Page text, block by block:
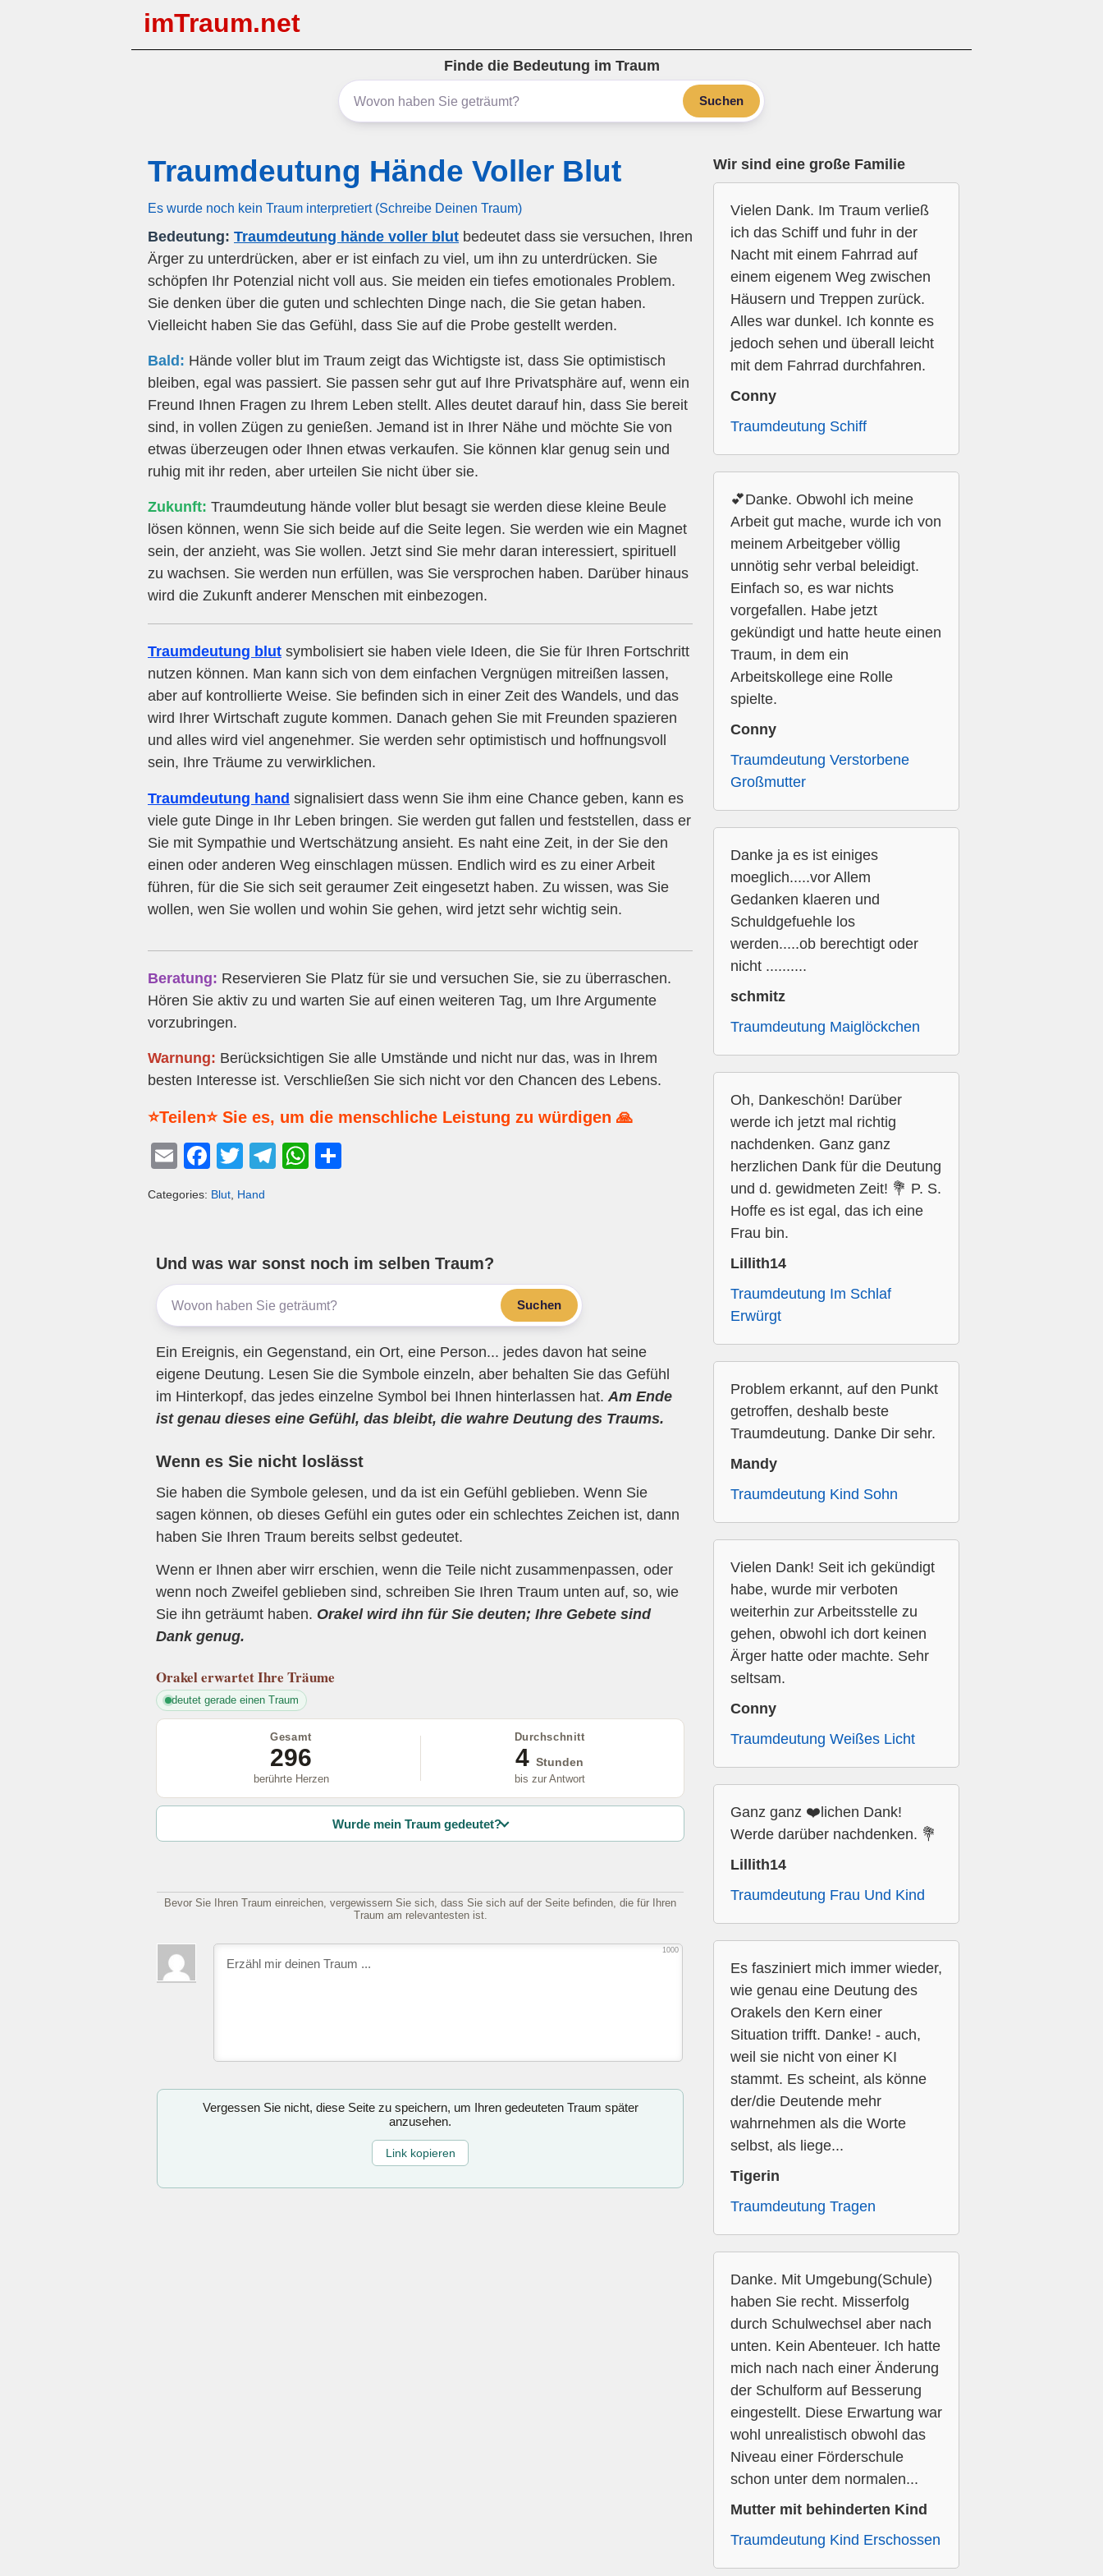
imTraum.net
Finde die Bedeutung im Traum
Suchen
Traumdeutung Hände Voller Blut
Es wurde noch kein Traum interpretiert (Schreibe Deinen Traum)
Bedeutung: Traumdeutung hände voller blut bedeutet dass sie versuchen, Ihren
Ärger zu unterdrücken, aber er ist einfach zu viel, um ihn zu unterdrücken. Sie
schöpfen Ihr Potenzial nicht voll aus. Sie meiden ein tiefes emotionales Problem.
Sie denken über die guten und schlechten Dinge nach, die Sie getan haben.
Vielleicht haben Sie das Gefühl, dass Sie auf die Probe gestellt werden.
Bald: Hände voller blut im Traum zeigt das Wichtigste ist, dass Sie optimistisch
bleiben, egal was passiert. Sie passen sehr gut auf Ihre Privatsphäre auf, wenn ein
Freund Ihnen Fragen zu Ihrem Leben stellt. Alles deutet darauf hin, dass Sie bereit
sind, in vollen Zügen zu genießen. Jemand ist in Ihrer Nähe und möchte Sie von
etwas überzeugen oder Ihnen etwas verkaufen. Sie können klar genug sein und
ruhig mit ihr reden, aber urteilen Sie nicht über sie.
Zukunft: Traumdeutung hände voller blut besagt sie werden diese kleine Beule
lösen können, wenn Sie sich beide auf die Seite legen. Sie werden wie ein Magnet
sein, der anzieht, was Sie wollen. Jetzt sind Sie mehr daran interessiert, spirituell
zu wachsen. Sie werden nun erfüllen, was Sie versprochen haben. Darüber hinaus
wird die Zukunft anderer Menschen mit einbezogen.
Traumdeutung blut symbolisiert sie haben viele Ideen, die Sie für Ihren Fortschritt
nutzen können. Man kann sich von dem einfachen Vergnügen mitreißen lassen,
aber auf kontrollierte Weise. Sie befinden sich in einer Zeit des Wandels, und das
wird Ihrer Wirtschaft zugute kommen. Danach gehen Sie mit Freunden spazieren
und alles wird viel angenehmer. Sie werden sehr optimistisch und hoffnungsvoll
sein, Ihre Träume zu verwirklichen.
Traumdeutung hand signalisiert dass wenn Sie ihm eine Chance geben, kann es
viele gute Dinge in Ihr Leben bringen. Sie werden gut fallen und feststellen, dass er
Sie mit Sympathie und Wertschätzung ansieht. Es naht eine Zeit, in der Sie den
einen oder anderen Weg einschlagen müssen. Endlich wird es zu einer Arbeit
führen, für die Sie sich seit geraumer Zeit eingesetzt haben. Zu wissen, was Sie
wollen, wen Sie wollen und wohin Sie gehen, wird jetzt sehr wichtig sein.
Beratung: Reservieren Sie Platz für sie und versuchen Sie, sie zu überraschen.
Hören Sie aktiv zu und warten Sie auf einen weiteren Tag, um Ihre Argumente
vorzubringen.
Warnung: Berücksichtigen Sie alle Umstände und nicht nur das, was in Ihrem
besten Interesse ist. Verschließen Sie sich nicht vor den Chancen des Lebens.
⭐Teilen⭐ Sie es, um die menschliche Leistung zu würdigen 🙏
E
ail
F
c
b
o
o
T
tt
T
a
m
W
A
p
p
Categories: Blut Hand
Und was war sonst noch im selben Traum?
Suchen
Ein Ereignis, ein Gegenstand, ein Ort, eine Person... jedes davon hat seine
eigene Deutung. Lesen Sie die Symbole einzeln, aber behalten Sie das Gefühl
im Hinterkopf, das jedes einzelne Symbol bei Ihnen hinterlassen hat.Am Ende
ist genau dieses eine Gefühl, das bleibt, die wahre Deutung des Traums.
Wenn es Sie nicht loslässt
Sie haben die Symbole gelesen, und da ist ein Gefühl geblieben. Wenn Sie
sagen können, ob dieses Gefühl ein gutes oder ein schlechtes Zeichen ist, dann
haben Sie Ihren Traum bereits selbst gedeutet.
Wenn er Ihnen aber wirr erschien, wenn die Teile nicht zusammenpassen, oder
wenn noch Zweifel geblieben sind, schreiben Sie Ihren Traum unten auf, so, wie
Sie ihn geträumt haben. Orakel wird ihn für Sie deuten; Ihre Gebete sind
Dank genug.
Orakelerwartet Ihre Träume
deutet gerade einen Traum
Gesamt
296
berührte Herzen
Durchschnitt
4 Stunden
bis zur Antwort
Wurde mein Traum gedeutet?
Bevor Sie Ihren Traum einreichen, vergewissern Sie sich, dass Sie sich auf der Seite befinden, die für Ihren
Traum am relevantesten ist.
1000
Vergessen Sie nicht, diese Seite zu speichern, um Ihren gedeuteten Traum später
anzusehen.
Link kopieren
Wir sind eine große Familie
Vielen Dank. Im Traum verließ
ich das Schiff und fuhr in der
Nacht mit einem Fahrrad auf
einem eigenem Weg zwischen
Häusern und Treppen zurück.
Alles war dunkel. Ich konnte es
jedoch sehen und überall leicht
mit dem Fahrrad durchfahren.
Conny
Traumdeutung Schiff
💕Danke. Obwohl ich meine
Arbeit gut mache, wurde ich von
meinem Arbeitgeber völlig
unnötig sehr verbal beleidigt.
Einfach so, es war nichts
vorgefallen. Habe jetzt
gekündigt und hatte heute einen
Traum, in dem ein
Arbeitskollege eine Rolle
spielte.
Conny
Traumdeutung Verstorbene
Großmutter
Danke ja es ist einiges
moeglich.....vor Allem
Gedanken klaeren und
Schuldgefuehle los
werden.....ob berechtigt oder
nicht ..........
schmitz
Traumdeutung Maiglöckchen
Oh, Dankeschön! Darüber
werde ich jetzt mal richtig
nachdenken. Ganz ganz
herzlichen Dank für die Deutung
und d. gewidmeten Zeit! 💐 P. S.
Hoffe es ist egal, das ich eine
Frau bin.
Lillith14
Traumdeutung Im Schlaf
Erwürgt
Problem erkannt, auf den Punkt
getroffen, deshalb beste
Traumdeutung. Danke Dir sehr.
Mandy
Traumdeutung Kind Sohn
Vielen Dank! Seit ich gekündigt
habe, wurde mir verboten
weiterhin zur Arbeitsstelle zu
gehen, obwohl ich dort keinen
Ärger hatte oder machte. Sehr
seltsam.
Conny
Traumdeutung Weißes Licht
Ganz ganz ❤️lichen Dank!
Werde darüber nachdenken. 💐
Lillith14
Traumdeutung Frau Und Kind
Es fasziniert mich immer wieder,
wie genau eine Deutung des
Orakels den Kern einer
Situation trifft. Danke! - auch,
weil sie nicht von einer KI
stammt. Es scheint, als könne
der/die Deutende mehr
wahrnehmen als die Worte
selbst, als liege...
Tigerin
Traumdeutung Tragen
Danke. Mit Umgebung(Schule)
haben Sie recht. Misserfolg
durch Schulwechsel aber nach
unten. Kein Abenteuer. Ich hatte
mich nach nach einer Änderung
der Schulform auf Besserung
eingestellt. Diese Erwartung war
wohl unrealistisch obwohl das
Niveau einer Förderschule
schon unter dem normalen...
Mutter mit behinderten Kind
Traumdeutung Kind Erschossen